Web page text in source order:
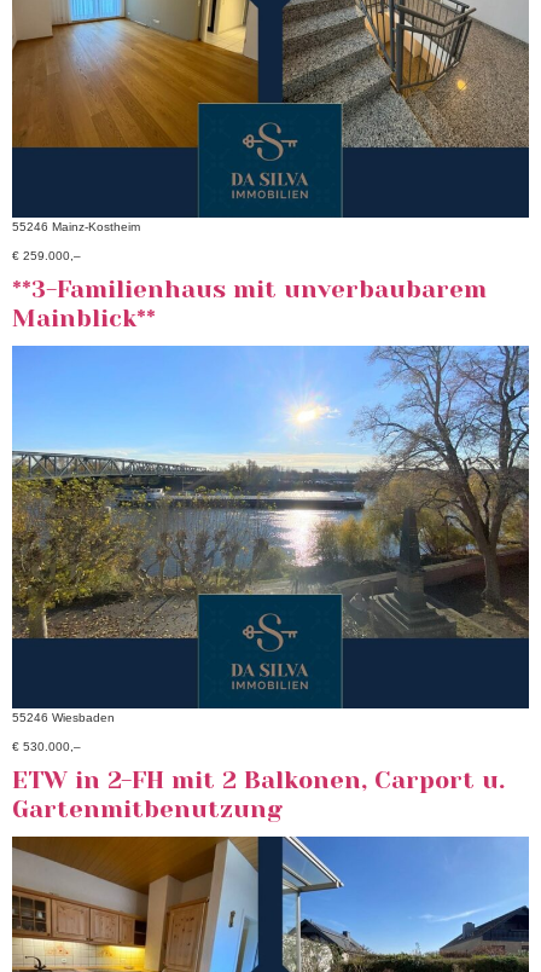
55246 Mainz-Kostheim
€ 259.000,–
**3-Familienhaus mit unverbaubarem
Mainblick**
55246 Wiesbaden
€ 530.000,–
ETW in 2-FH mit 2 Balkonen, Carport u.
Gartenmitbenutzung